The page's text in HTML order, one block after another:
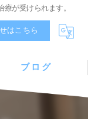
が受けられます。
はこちら
ブログ